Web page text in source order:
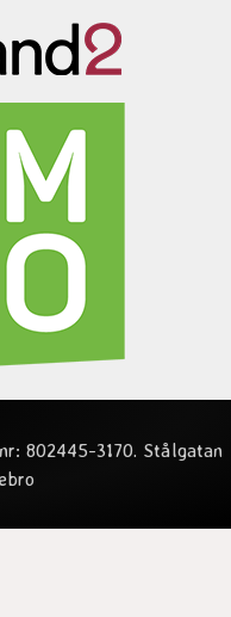
802445-3170. Stålgatan